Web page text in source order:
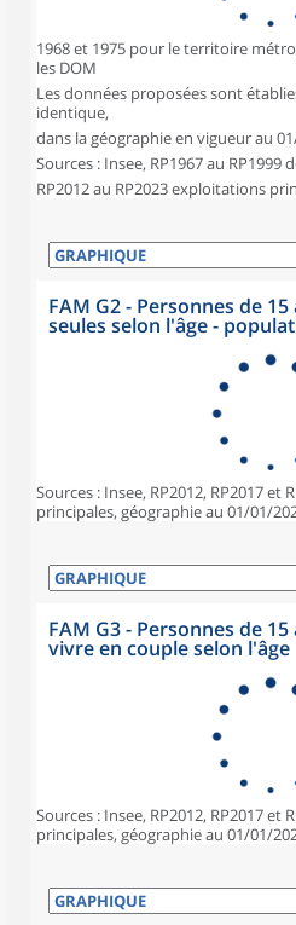
1968 et 1975 pour le territoire
les DOM
Les données proposées sont
identique,
dans la géographie en vigueur au
Sources : Insee, RP1967 au RP1999
RP2012 au RP2023 exploitations
FAM G2 - Personnes de
seules selon l'âge -
Sources : Insee, RP2012, RP2017 et
principales, géographie au 01/01/
FAM G3 - Personnes de
vivre en couple selon l'âge
Sources : Insee, RP2012, RP2017 et
principales, géographie au 01/01/